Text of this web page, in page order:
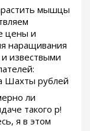
мышцы
цены и
наращивания
извествыми
Шахты рублей
ли
такого р!
я в этом